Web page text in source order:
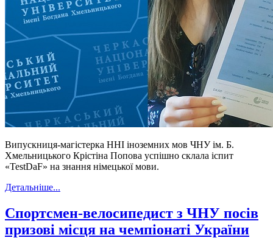
Випускниця-магістерка ННІ іноземних мов ЧНУ ім. Б.
Хмельницького Крістіна Попова успішно склала іспит
«TestDaF» на знання німецької мови.
Детальніше...
Спортсмен-велосипедист з ЧНУ посів
призові місця на чемпіонаті України